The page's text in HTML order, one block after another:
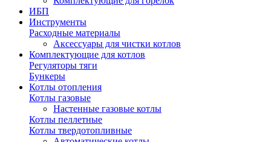
ИБП
Инструменты
Расходные материалы
Аксессуары для чистки котлов
Комплектующие для котлов
Регуляторы тяги
Бункеры
Котлы отопления
Котлы газовые
Настенные газовые котлы
Котлы пеллетные
Котлы твердотопливные